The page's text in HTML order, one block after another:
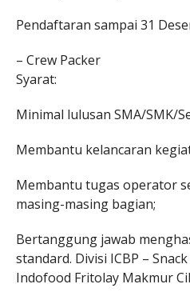
Pendaftaran sampai 31
– Crew Packer
Syarat:
Minimal lulusan SMA/SMK/
Membantu kelancaran
Membantu tugas operator
masing-masing bagian;
Bertanggung jawab
standard. Divisi ICBP –
Indofood Fritolay Makmur